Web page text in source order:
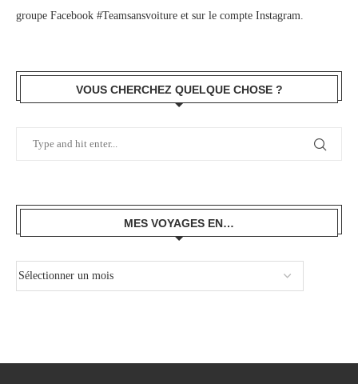
groupe Facebook #Teamsansvoiture et sur le compte Instagram
VOUS CHERCHEZ QUELQUE CHOSE ?
MES VOYAGES EN…